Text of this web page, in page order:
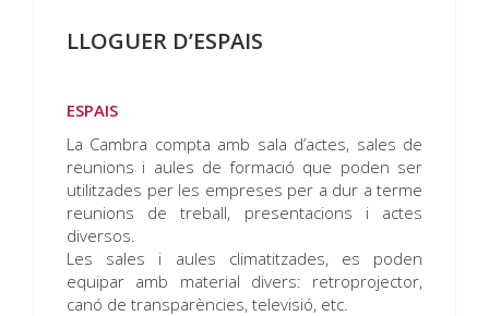
LLOGUER D’ESPAIS
ESPAIS
La Cambra compta amb sala d’actes, sales de
reunions i aules de formació que poden ser
utilitzades per les empreses per a dur a terme
reunions de treball, presentacions i actes
diversos.
Les sales i aules climatitzades, es poden
equipar amb material divers: retroprojector,
canó de transparències, televisió, etc.